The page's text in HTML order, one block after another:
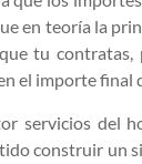
en teoría la
tu contratas,
el importe final
servicios del
construir un